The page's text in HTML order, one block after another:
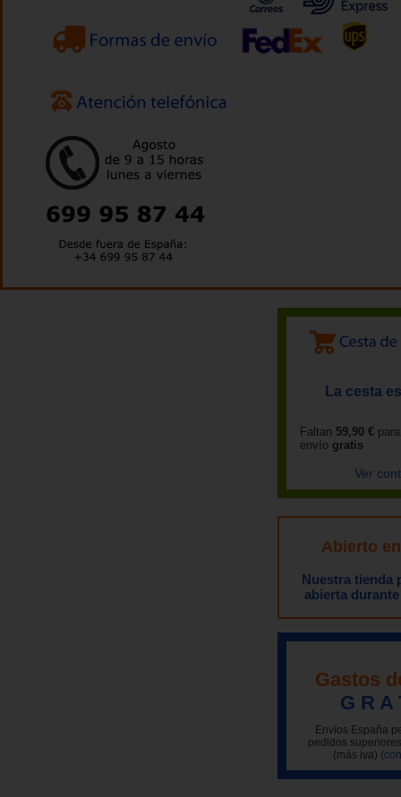
La cesta
Faltan 59,90 €
envío gratis
Ver
Abierto
Nuestra tienda
abierta
Gastos
G R A
Envíos España
pedidos
(más iva)